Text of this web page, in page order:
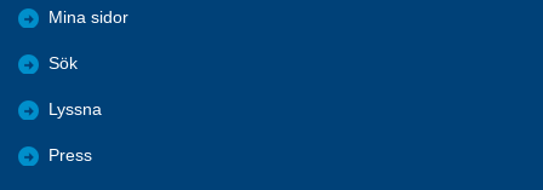
Mina sidor
Sök
Lyssna
Press